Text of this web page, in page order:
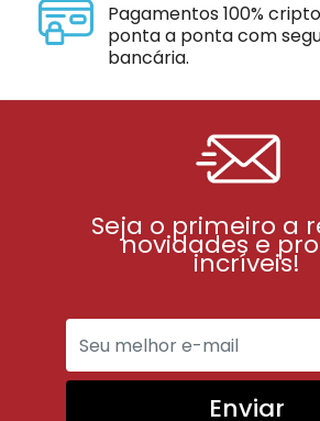
Pagamentos 100%
ponta a ponta com
bancária.
Seja o primeiro a
novidades e
incríveis!
Enviar